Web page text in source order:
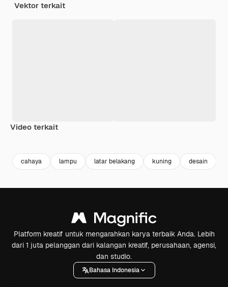
Vektor terkait
Video terkait
cahaya lampu latar belakang kuning desain
Platform kreatif untuk mengarahkan karya terbaik Anda. Lebih
dari 1 juta pelanggan dari kalangan kreatif, perusahaan, agensi,
dan studio.
Bahasa Indonesia